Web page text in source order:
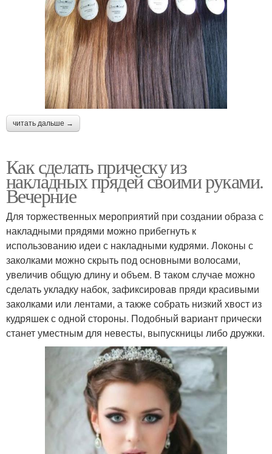
читать дальше →
Как сделать прическу из
накладных прядей своими руками.
Вечерние
Для торжественных мероприятий при создании образа с
накладными прядями можно прибегнуть к
использованию идеи с накладными кудрями. Локоны с
заколками можно скрыть под основными волосами,
увеличив общую длину и объем. В таком случае можно
сделать укладку набок, зафиксировав пряди красивыми
заколками или лентами, а также собрать низкий хвост из
кудряшек с одной стороны. Подобный вариант прически
станет уместным для невесты, выпускницы либо дружки.